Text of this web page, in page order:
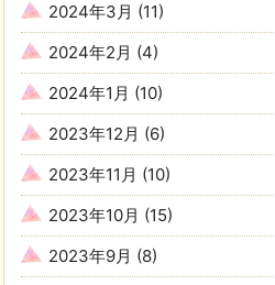
2024年3月 (11)
2024年2月 (4)
2024年1月 (10)
2023年12月 (6)
2023年11月 (10)
2023年10月 (15)
2023年9月 (8)